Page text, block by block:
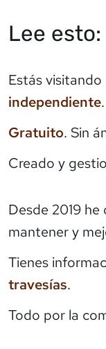
Lee esto:
Estás
independiente.
Gratuito. Sin
Creado y
Desde 2019 he
mantener y
Tienes
travesías.
Todo por la